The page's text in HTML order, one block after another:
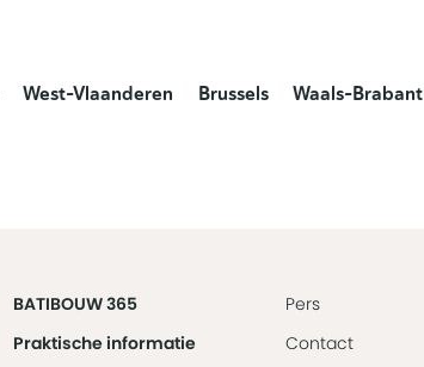
West-Vlaanderen Brussels Waals-Brabant
BATIBOUW 365
Praktische informatie
Pers
Contact